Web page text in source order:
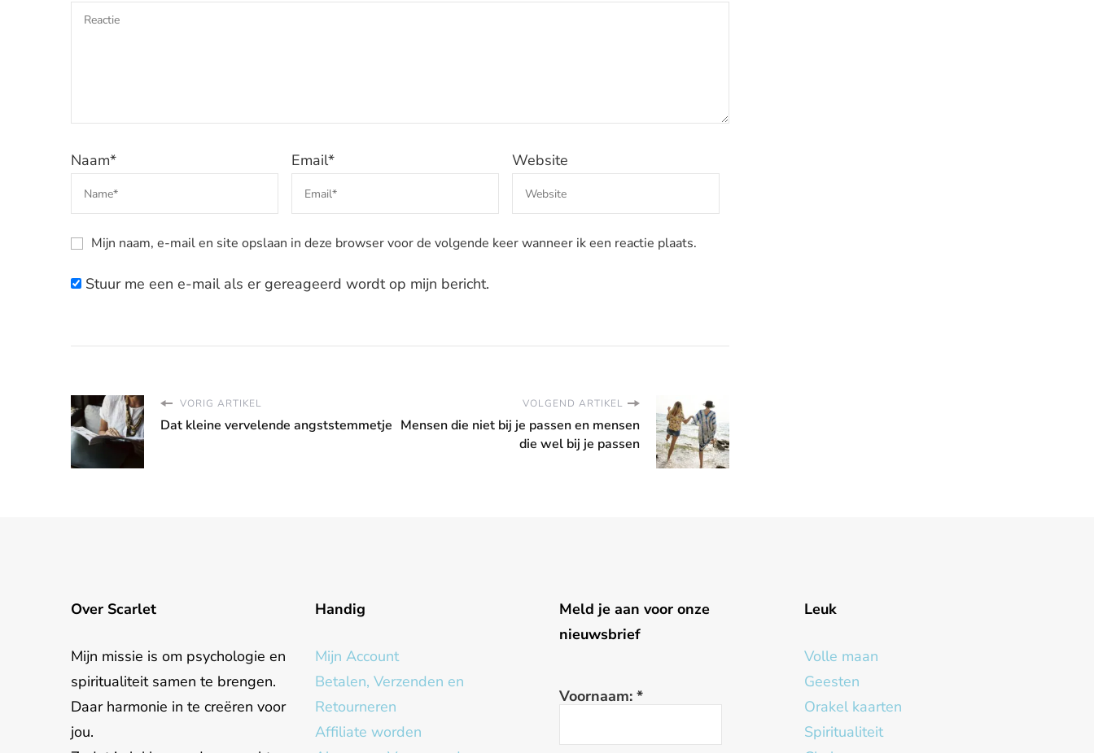
Naam* Email* Website
Mijn naam, e-mail en site opslaan in deze browser voor de volgende keer wanneer ik een reactie plaats.
Stuur me een e-mail als er gereageerd wordt op mijn bericht.
VORIG ARTIKEL
Dat kleine vervelende angststemmetje
VOLGEND ARTIKEL
Mensen die niet bij je passen en mensen
die wel bij je passen
Over Scarlet
Mijn missie is om psychologie en
spiritualiteit samen te brengen.
Daar harmonie in te creëren voor
jou.
Handig
Mijn Account
Betalen, Verzenden en
Retourneren
Affiliate worden
Meld je aan voor onze
nieuwsbrief
Voornaam:*
Leuk
Volle maan
Geesten
Orakel kaarten
Spiritualiteit